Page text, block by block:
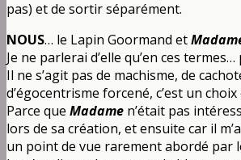
pas) et de sortir séparément.
NOUS… le Lapin Goormand et
Je ne parlerai d’elle qu’en ces
Il ne s’agit pas de machisme, de
d’égocentrisme forcené, c’est un
Parce que Madame n’était pas
lors de sa création, et ensuite car il
un point de vue rarement abordé par